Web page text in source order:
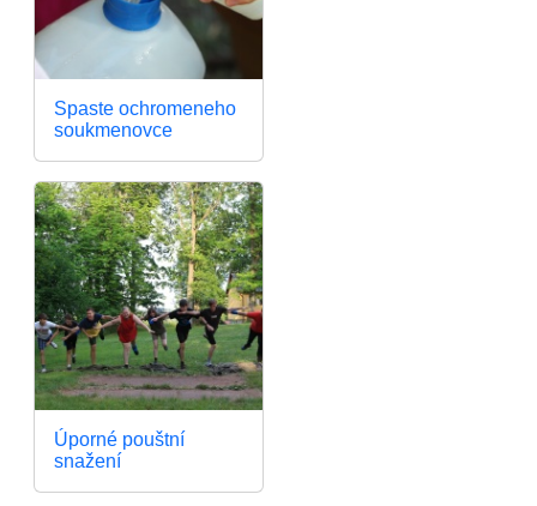
Spaste ochromeneho
soukmenovce
Úporné pouštní
snažení